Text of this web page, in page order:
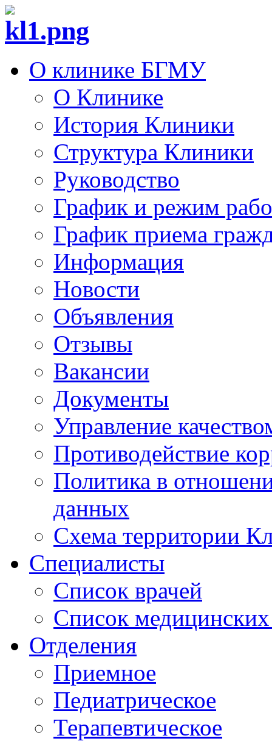
О клинике БГМУ
О Клинике
История Клиники
Структура Клиники
Руководство
График и режим
График приема
Информация
Новости
Объявления
Отзывы
Вакансии
Документы
Управление
Противодействие
Политика в
данных
Схема территории
Специалисты
Список врачей
Список медицинских
Отделения
Приемное
Педиатрическое
Терапевтическое